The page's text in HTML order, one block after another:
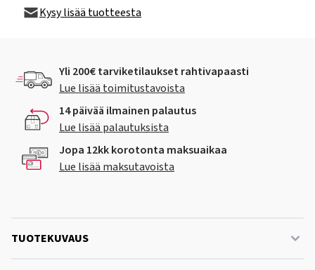
Kysy lisää tuotteesta
Yli 200€ tarviketilaukset rahtivapaasti
Lue lisää toimitustavoista
14 päivää ilmainen palautus
Lue lisää palautuksista
Jopa 12kk korotonta maksuaikaa
Lue lisää maksutavoista
TUOTEKUVAUS